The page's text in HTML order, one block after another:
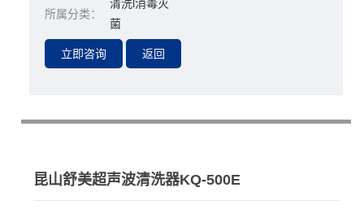
所属分类：
清洗l消毒灭
菌
昆山舒美超声波清洗器KQ-500E